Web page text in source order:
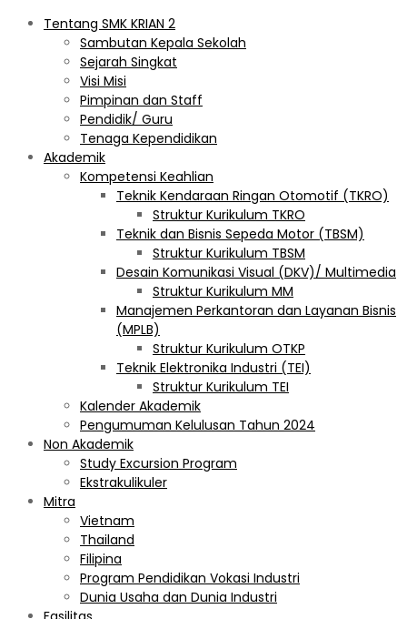
Tentang SMK KRIAN 2
Sambutan Kepala Sekolah
Sejarah Singkat
Visi Misi
Pimpinan dan Staff
Pendidik/ Guru
Tenaga Kependidikan
Akademik
Kompetensi Keahlian
Teknik Kendaraan Ringan Otomotif (TKRO)
Struktur Kurikulum TKRO
Teknik dan Bisnis Sepeda Motor (TBSM)
Struktur Kurikulum TBSM
Desain Komunikasi Visual (DKV)/ Multimedia
Struktur Kurikulum MM
Manajemen Perkantoran dan Layanan Bisnis
(MPLB)
Struktur Kurikulum OTKP
Teknik Elektronika Industri (TEI)
Struktur Kurikulum TEI
Kalender Akademik
Pengumuman Kelulusan Tahun 2024
Non Akademik
Study Excursion Program
Ekstrakulikuler
Mitra
Vietnam
Thailand
Filipina
Program Pendidikan Vokasi Industri
Dunia Usaha dan Dunia Industri